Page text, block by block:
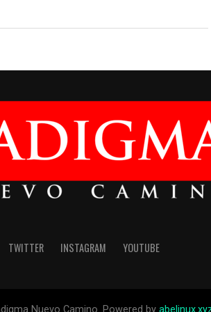
TWITTER INSTAGRAM YOUTUBE
Nuevo Camino. Powered by